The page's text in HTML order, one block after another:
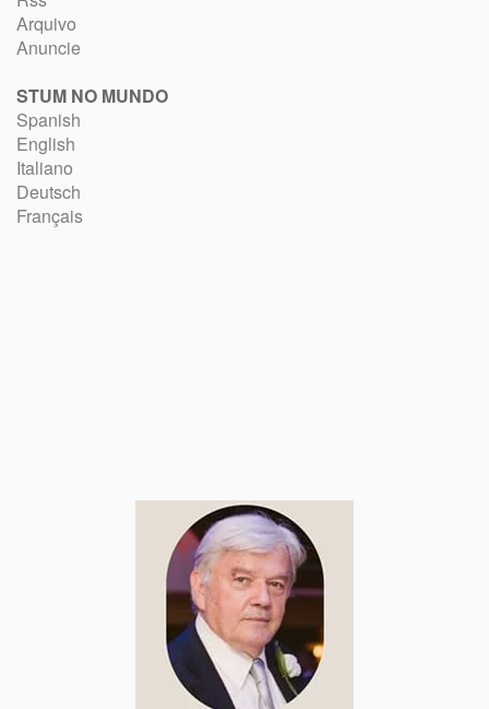
Arquivo
Anuncie
STUM NO MUNDO
Spanish
English
Italiano
Deutsch
Français